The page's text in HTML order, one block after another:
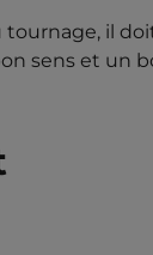
tournage, il
sens et un